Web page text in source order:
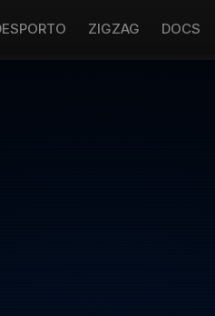
ZIGZAG DOCS